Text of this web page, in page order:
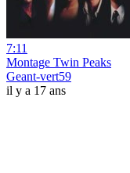
7:11
Montage Twin Peaks
Geant-vert59
il y a 17 ans